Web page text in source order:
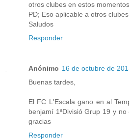
otros clubes en estos
PD; Eso aplicable a otros clubes
Saludos
Responder
Anónimo 16 de octubre de
Buenas tardes,
El FC L'Escala gano en al
benjamí 1ªDivisió Grup 19 y
gracias
Responder